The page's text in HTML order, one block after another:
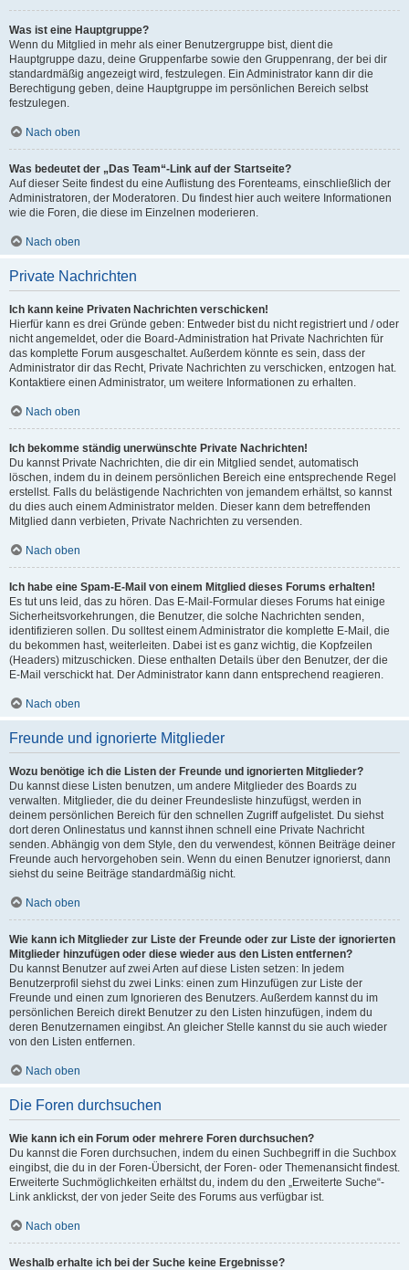
Was ist eine Hauptgruppe?
Wenn du Mitglied in mehr als einer Benutzergruppe bist, dient die
Hauptgruppe dazu, deine Gruppenfarbe sowie den Gruppenrang, der bei dir
standardmäßig angezeigt wird, festzulegen. Ein Administrator kann dir die
Berechtigung geben, deine Hauptgruppe im persönlichen Bereich selbst
festzulegen.
Nach oben
Was bedeutet der „Das Team“-Link auf der Startseite?
Auf dieser Seite findest du eine Auflistung des Forenteams, einschließlich der
Administratoren, der Moderatoren. Du findest hier auch weitere Informationen
wie die Foren, die diese im Einzelnen moderieren.
Nach oben
Private Nachrichten
Ich kann keine Privaten Nachrichten verschicken!
Hierfür kann es drei Gründe geben: Entweder bist du nicht registriert und / oder
nicht angemeldet, oder die Board-Administration hat Private Nachrichten für
das komplette Forum ausgeschaltet. Außerdem könnte es sein, dass der
Administrator dir das Recht, Private Nachrichten zu verschicken, entzogen hat.
Kontaktiere einen Administrator, um weitere Informationen zu erhalten.
Nach oben
Ich bekomme ständig unerwünschte Private Nachrichten!
Du kannst Private Nachrichten, die dir ein Mitglied sendet, automatisch
löschen, indem du in deinem persönlichen Bereich eine entsprechende Regel
erstellst. Falls du belästigende Nachrichten von jemandem erhältst, so kannst
du dies auch einem Administrator melden. Dieser kann dem betreffenden
Mitglied dann verbieten, Private Nachrichten zu versenden.
Nach oben
Ich habe eine Spam-E-Mail von einem Mitglied dieses Forums erhalten!
Es tut uns leid, das zu hören. Das E-Mail-Formular dieses Forums hat einige
Sicherheitsvorkehrungen, die Benutzer, die solche Nachrichten senden,
identifizieren sollen. Du solltest einem Administrator die komplette E-Mail, die
du bekommen hast, weiterleiten. Dabei ist es ganz wichtig, die Kopfzeilen
(Headers) mitzuschicken. Diese enthalten Details über den Benutzer, der die
E-Mail verschickt hat. Der Administrator kann dann entsprechend reagieren.
Nach oben
Freunde und ignorierte Mitglieder
Wozu benötige ich die Listen der Freunde und ignorierten Mitglieder?
Du kannst diese Listen benutzen, um andere Mitglieder des Boards zu
verwalten. Mitglieder, die du deiner Freundesliste hinzufügst, werden in
deinem persönlichen Bereich für den schnellen Zugriff aufgelistet. Du siehst
dort deren Onlinestatus und kannst ihnen schnell eine Private Nachricht
senden. Abhängig von dem Style, den du verwendest, können Beiträge deiner
Freunde auch hervorgehoben sein. Wenn du einen Benutzer ignorierst, dann
siehst du seine Beiträge standardmäßig nicht.
Nach oben
Wie kann ich Mitglieder zur Liste der Freunde oder zur Liste der ignorierten
Mitglieder hinzufügen oder diese wieder aus den Listen entfernen?
Du kannst Benutzer auf zwei Arten auf diese Listen setzen: In jedem
Benutzerprofil siehst du zwei Links: einen zum Hinzufügen zur Liste der
Freunde und einen zum Ignorieren des Benutzers. Außerdem kannst du im
persönlichen Bereich direkt Benutzer zu den Listen hinzufügen, indem du
deren Benutzernamen eingibst. An gleicher Stelle kannst du sie auch wieder
von den Listen entfernen.
Nach oben
Die Foren durchsuchen
Wie kann ich ein Forum oder mehrere Foren durchsuchen?
Du kannst die Foren durchsuchen, indem du einen Suchbegriff in die Suchbox
eingibst, die du in der Foren-Übersicht, der Foren- oder Themenansicht findest.
Erweiterte Suchmöglichkeiten erhältst du, indem du den „Erweiterte Suche“-
Link anklickst, der von jeder Seite des Forums aus verfügbar ist.
Nach oben
Weshalb erhalte ich bei der Suche keine Ergebnisse?